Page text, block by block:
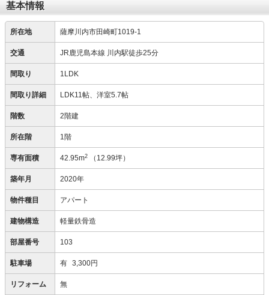
基本情報
所在地 薩摩川内市田崎町1019-1
交通 JR鹿児島本線 川内駅徒歩25分
間取り 1LDK
間取り詳細 LDK11帖、洋室5.7帖
階数 2階建
所在階 1階
専有面積 42.95m2 （12.99坪）
築年月 2020年
物件種目 アパート
建物構造 軽量鉄骨造
部屋番号 103
駐車場 有 3,300円
リフォーム 無